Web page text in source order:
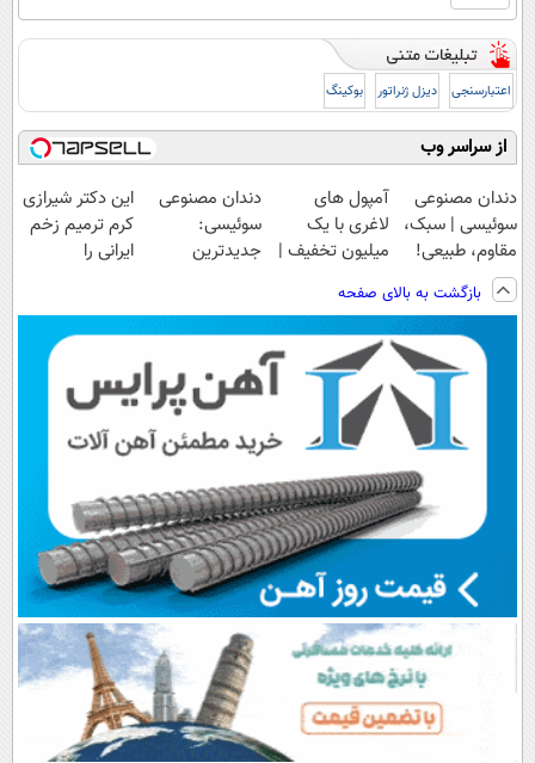
اعتبارسنجی دیزل ژنراتور بوکینگ
از سراسر وب
دندان مصنوعی
سوئیسی | سبک،
مقاوم، طبیعی!
ویزیت
رایگان+پرداخت
اقساطی😍
آمپول های
لاغری با یک
میلیون تخفیف |
داروخانه های
معتبر
دندان مصنوعی
سوئیسی:
جدیدترین
پرداخت قسطی
Image failed to
load
این دکتر شیرازی
کرم ترمیم زخم
ایرانی را
بازگشت به بالای صفحه